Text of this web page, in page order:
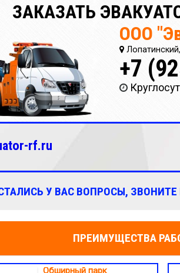
ЗАКАЗАТЬ
ООО
+7
rf.ru
У ВАС ВОПРОСЫ,
ПРЕИМУЩЕСТВА
Обширный парк